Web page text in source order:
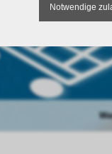
Notwendige